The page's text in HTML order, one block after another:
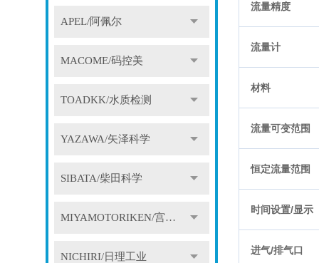
APEL/阿佩尔
MACOME/码控美
TOADKK/水质检测
YAZAWA/矢泽科学
SIBATA/柴田科学
MIYAMOTORIKEN/宫本理研
NICHIRI/日理工业
流量精度
流量计
材料
流量可变范围
恒定流量范围
时间设置/显示
进气/排气口